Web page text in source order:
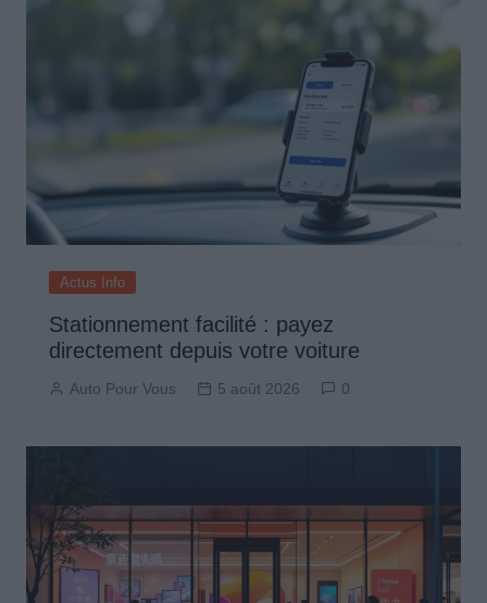
Actus Info
Stationnement facilité : payez
directement depuis votre voiture
Auto Pour Vous 5 août 2026 0